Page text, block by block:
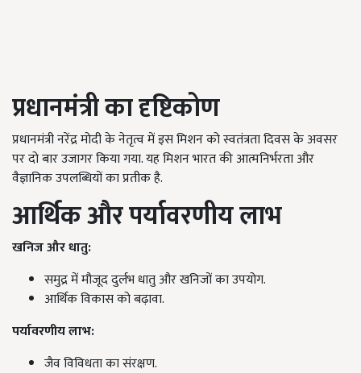
प्रधानमंत्री का दृष्टिकोण
प्रधानमंत्री नरेंद्र मोदी के नेतृत्व में इस मिशन को स्वतंत्रता दिवस के अवसर
पर दो बार उजागर किया गया. यह मिशन भारत की आत्मनिर्भरता और
वैज्ञानिक उपलब्धियों का प्रतीक है.
आर्थिक और पर्यावरणीय लाभ
खनिज और धातु:
समुद्र में मौजूद दुर्लभ धातु और खनिजों का उपयोग.
आर्थिक विकास को बढ़ावा.
पर्यावरणीय लाभ:
जैव विविधता का संरक्षण.